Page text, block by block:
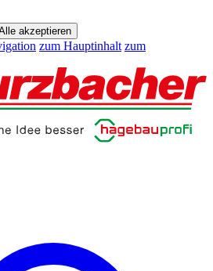
akzeptieren
zum Hauptinhalt zum